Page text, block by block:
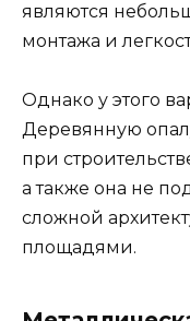
являются
монтажа и
Однако у этого
Деревянную
при
а также она не
сложной
площадями.